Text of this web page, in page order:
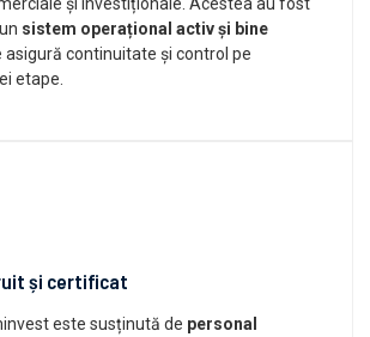
sistem operațional activ și bine
asigură continuitate și control pe
etape.
și certificat
este susținută de personal